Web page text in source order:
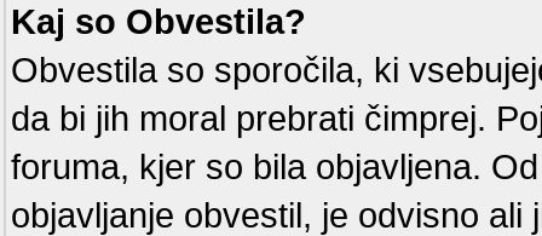
Kaj so Obvestila?
Obvestila so sporočila, ki
da bi jih moral prebrati čimprej.
foruma, kjer so bila objavljena.
objavljanje obvestil, je odvisno ali